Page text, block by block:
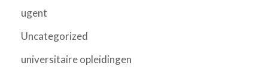
ugent
Uncategorized
universitaire opleidingen